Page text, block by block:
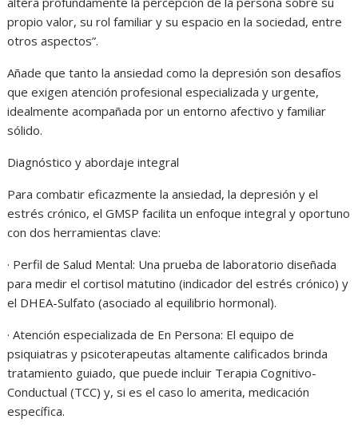
propio valor, su rol familiar y su espacio en la sociedad, entre
otros aspectos”.
Añade que tanto la ansiedad como la depresión son desafíos
que exigen atención profesional especializada y urgente,
idealmente acompañada por un entorno afectivo y familiar
sólido.
Diagnóstico y abordaje integral
Para combatir eficazmente la ansiedad, la depresión y el
estrés crónico, el GMSP facilita un enfoque integral y oportuno
con dos herramientas clave:
· Perfil de Salud Mental: Una prueba de laboratorio diseñada
para medir el cortisol matutino (indicador del estrés crónico) y
el DHEA-Sulfato (asociado al equilibrio hormonal).
· Atención especializada de En Persona: El equipo de
psiquiatras y psicoterapeutas altamente calificados brinda
tratamiento guiado, que puede incluir Terapia Cognitivo-
Conductual (TCC) y, si es el caso lo amerita, medicación
específica.